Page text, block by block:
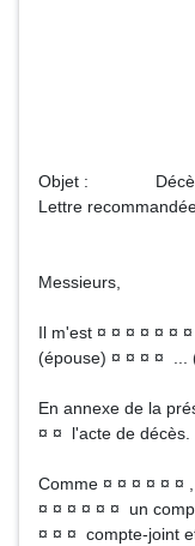
Objet : Décès
Lettre
Messieurs,
Il m'est ¤ ¤ ¤ ¤ ¤ ¤
(épouse) ¤ ¤ ¤ ¤ ...
En annexe de la
¤ ¤ l'acte de décès.
Comme ¤ ¤ ¤ ¤ ¤ ¤
¤ ¤ ¤ ¤ ¤ ¤ un
¤ ¤ ¤ compte-joint